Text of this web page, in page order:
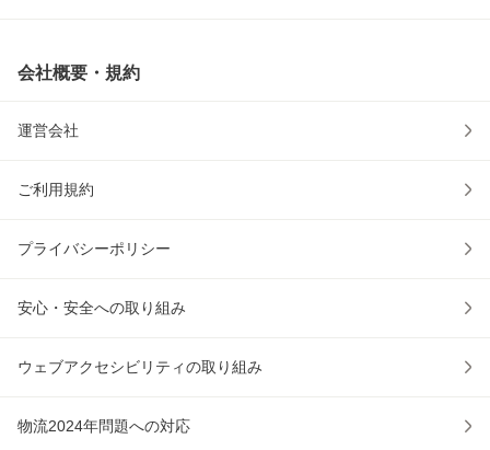
会社概要・規約
運営会社
ご利用規約
プライバシーポリシー
安心・安全への取り組み
ウェブアクセシビリティの取り組み
物流2024年問題への対応